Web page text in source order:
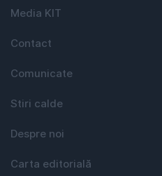
Media KIT
Contact
Comunicate
Stiri calde
Despre noi
Carta editorială